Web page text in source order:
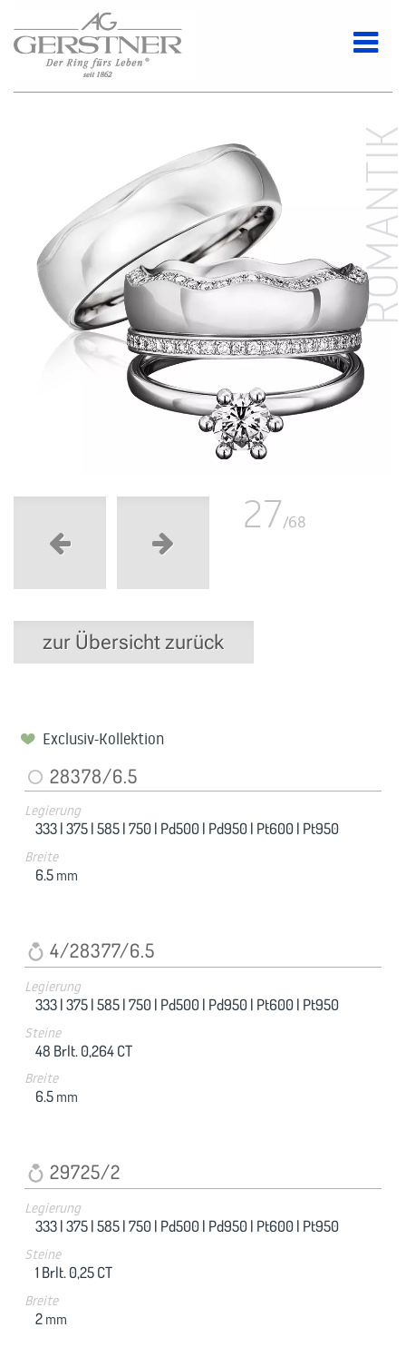
27/68
zur Übersicht zurück
Exclusiv-Kollektion
28378/6.5
Legierung
333 |375 |585 |750 | Pd500 | Pd950 | Pt600 | Pt950
Breite
6.5 mm
4/28377/6.5
Legierung
333 |375 |585 |750 | Pd500 | Pd950 | Pt600 | Pt950
Steine
48 Brlt. 0,264 CT
Breite
6.5 mm
29725/2
Legierung
333 |375 |585 |750 | Pd500 | Pd950 | Pt600 | Pt950
Steine
1 Brlt. 0,25 CT
Breite
2 mm